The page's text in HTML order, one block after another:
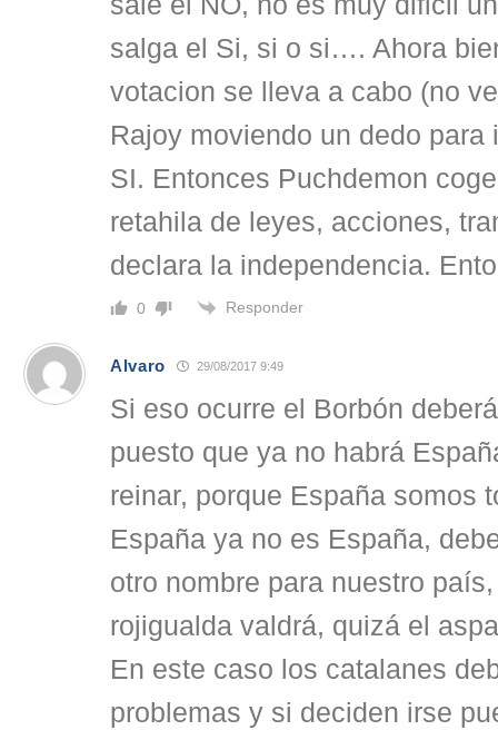
salga el Si, si o si…. Ahora
votacion se lleva a cabo (no
Rajoy moviendo un dedo para
SI. Entonces Puchdemon
retahila de leyes, acciones,
declara la independencia.
0 Responder
Alvaro 29/08/2017 9:49
Si eso ocurre el Borbón
puesto que ya no habrá
reinar, porque España somos
España ya no es España,
otro nombre para nuestro
rojigualda valdrá, quizá el
En este caso los catalanes
problemas y si deciden irse